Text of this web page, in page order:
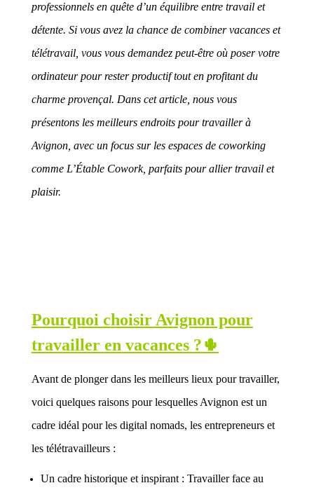
professionnels en quête d’un équilibre entre travail et
détente. Si vous avez la chance de combiner vacances et
télétravail, vous vous demandez peut-être où poser votre
ordinateur pour rester productif tout en profitant du
charme provençal. Dans cet article, nous vous
présentons les meilleurs endroits pour travailler à
Avignon, avec un focus sur les espaces de coworking
comme L’Étable Cowork, parfaits pour allier travail et
plaisir.
Pourquoi choisir Avignon pour
travailler en vacances ?🌵
Avant de plonger dans les meilleurs lieux pour travailler,
voici quelques raisons pour lesquelles Avignon est un
cadre idéal pour les digital nomads, les entrepreneurs et
les télétravailleurs :
Un cadre historique et inspirant : Travailler face au